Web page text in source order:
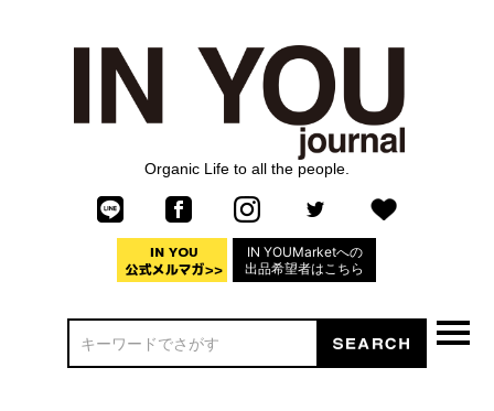
Organic Life to all the people.
IN YOUMarketへの
出品希望者はこちら